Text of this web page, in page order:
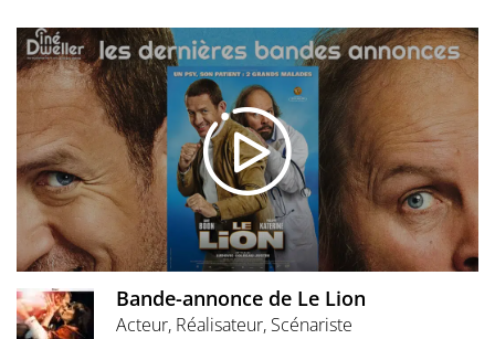
Bande-annonce de Le Lion
Acteur, Réalisateur, Scénariste